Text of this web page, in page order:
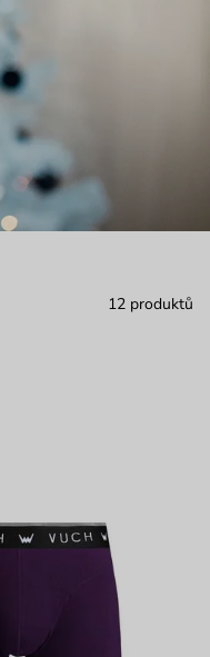
12 produktů